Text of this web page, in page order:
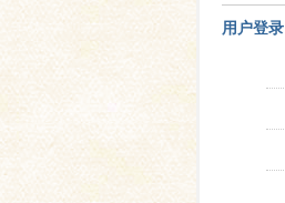
用户登录